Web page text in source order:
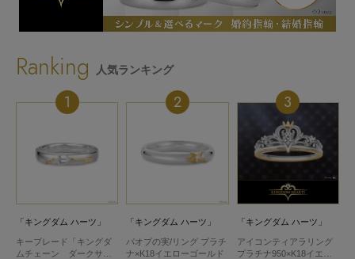
Ranking 人気ランキング
1
「キングダム ハーツ」
キーブレード「キングダ
ムチェーン ダークサイ
2
「キングダム ハーツ」
パオプの実/リング プラチ
ナ×K18イエローゴールド
3
「キングダム ハーツ」
アイコンティアラリング
プラチナ950×K18イエロ